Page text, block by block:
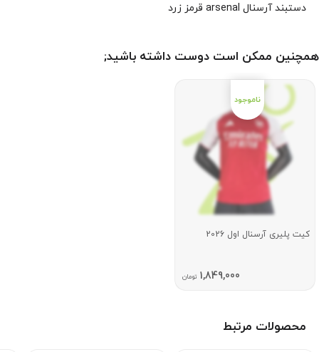
دستبند آرسنال arsenal قرمز زرد
همچنین ممکن است دوست داشته باشید;
کیت پلیری آرسنال اول 2026
1,849,000 تومان
محصولات مرتبط